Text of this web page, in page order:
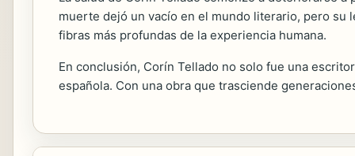
muerte dejó un vacío en el mundo literario, pero su
fibras más profundas de la experiencia humana.
En conclusión, Corín Tellado no solo fue una
española. Con una obra que trasciende